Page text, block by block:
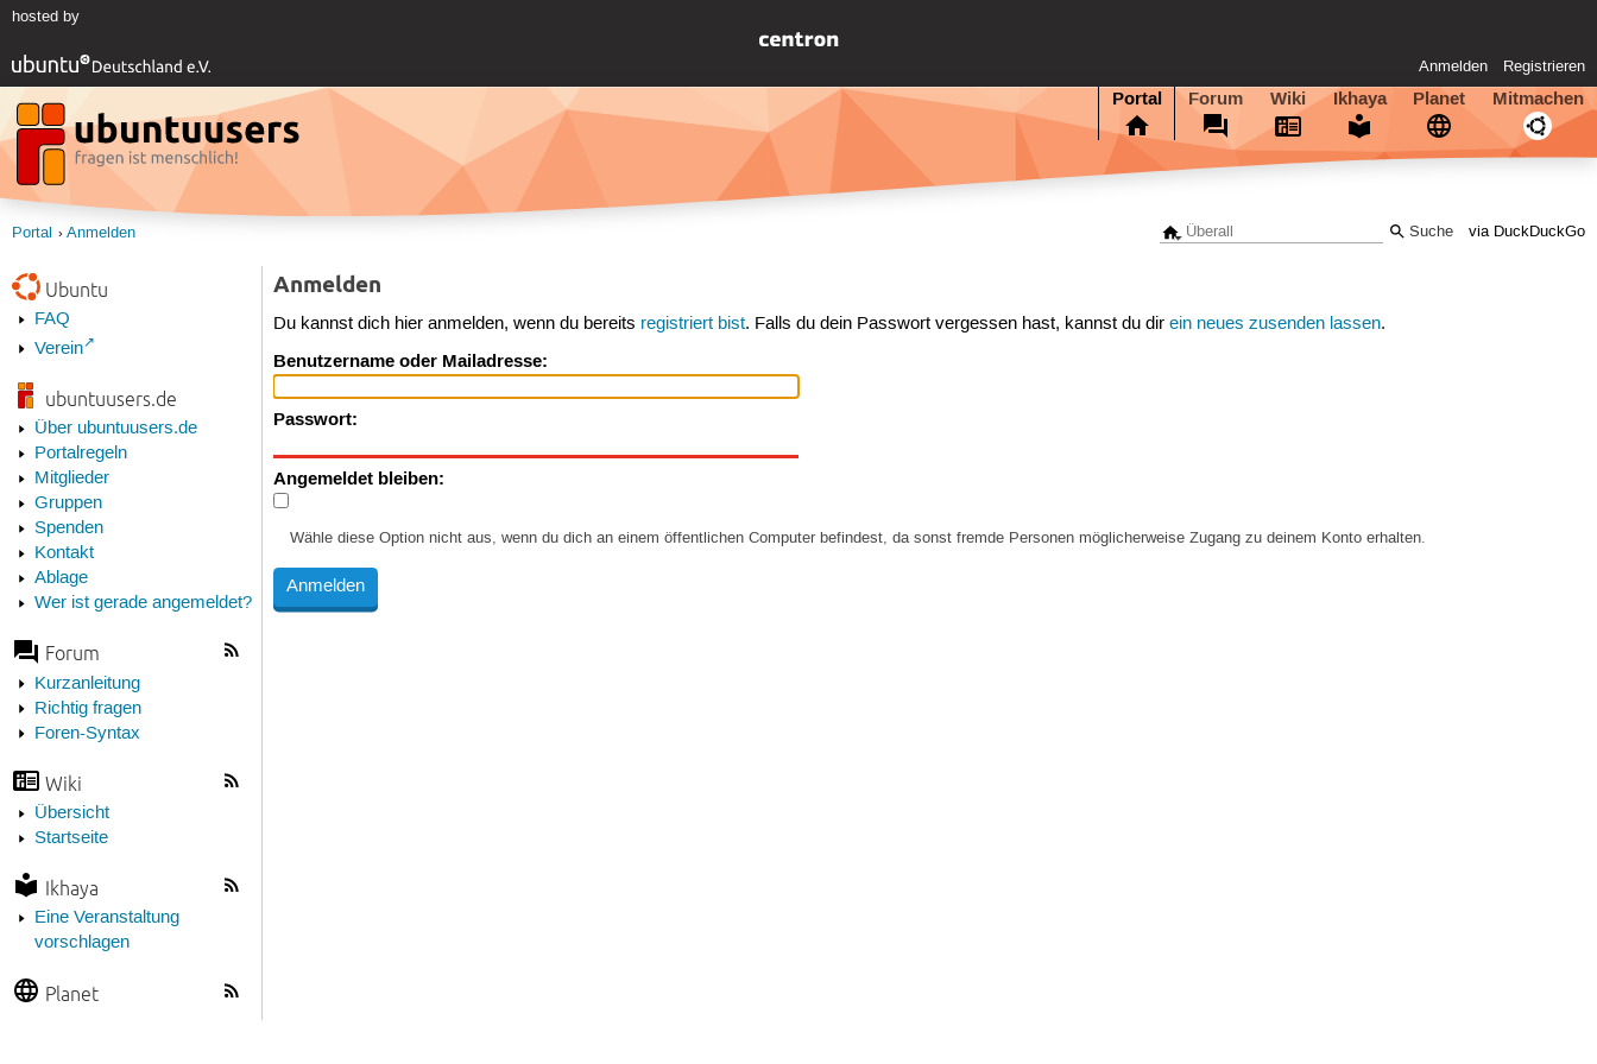
hosted by
Anmelden Registrieren
Portal Forum Wiki Ikhaya Planet Mitmachen
via DuckDuckGo
Portal Anmelden
Ubuntu
FAQ
Verein
ubuntuusers.de
Über ubuntuusers.de
Portalregeln
Mitglieder
Gruppen
Spenden
Kontakt
Ablage
Wer ist gerade angemeldet?
Forum
Kurzanleitung
Richtig fragen
Foren-Syntax
Wiki
Übersicht
Startseite
Ikhaya
Eine Veranstaltung
vorschlagen
Planet
Anmelden
Du kannst dich hier anmelden, wenn du bereits registriert bist. Falls du dein Passwort vergessen hast, kannst du direin neues zusenden lassen.
Benutzername oder Mailadresse:
Passwort:
Angemeldet bleiben:
Wähle diese Option nicht aus, wenn du dich an einem öffentlichen Computer befindest, da sonst fremde Personen möglicherweise Zugang zu deinem Konto erhalten.